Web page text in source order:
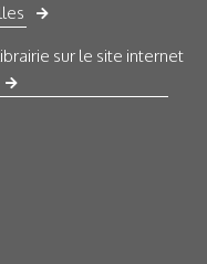
sur le site internet